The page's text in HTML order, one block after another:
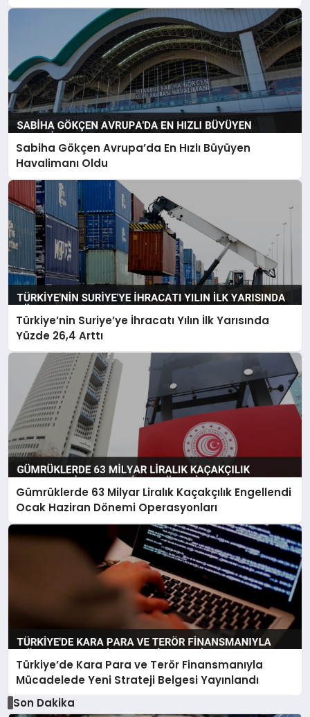
Sabiha Gökçen Avrupa’da En Hızlı Büyüyen
Havalimanı Oldu
Türkiye’nin Suriye’ye İhracatı Yılın İlk Yarısında
Yüzde 26,4 Arttı
Gümrüklerde 63 Milyar Liralık Kaçakçılık Engellendi
Ocak Haziran Dönemi Operasyonları
Türkiye’de Kara Para ve Terör Finansmanıyla
Mücadelede Yeni Strateji Belgesi Yayınlandı
Son Dakika